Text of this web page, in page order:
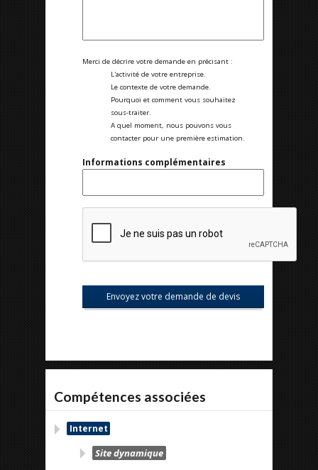
Merci de décrire votre demande en précisant :
L'activité de votre entreprise.
Le contexte de votre demande.
Pourquoi et comment vous souhaitez
sous-traiter.
A quel moment, nous pouvons vous
contacter pour une première estimation.
Informations complémentaires
Compétences associées
Internet
Site dynamique